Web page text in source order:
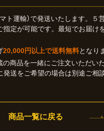
ト運輸）で発送いたします。５
指定が可能です。最短でお届け
20,000円以上で送料無料となり
の商品を一緒にご注文いただい
発送をご希望の場合は別途ご相
商品一覧に戻る